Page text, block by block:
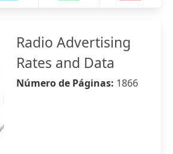
Radio Advertising
Rates and Data
Número de Páginas: 1866